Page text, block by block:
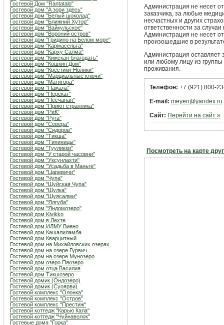
Гостевой Дом "Rantatalo"
Гостевой дом "А зори здесь"
Гостевой дом "Белый шоколад"
Гостевой дом "Ближний Хутор"
Гостевой дом "Вайкульское"
Гостевой дом "Вороний остров"
Гостевой дом "Гридино на Белом море"
Гостевой дом "Кармасельга"
Гостевой дом "Карху Салма"
Гостевой дом "Кижская благодать"
Гостевой дом "Кошкин Дом"
Гостевой дом "Крестики-Нолики"
Гостевой дом "Марциальные ключи"
Гостевой дом "Матигора"
Гостевой дом "Пажала"
Гостевой дом "Перекат"
Гостевой дом "Песчаная"
Гостевой дом "Приют странника"
Гостевой дом "РиК"
Гостевой дом "Руга"
Гостевой дом "Севера"
Гостевой дом "Сидоров"
Гостевой дом "Тикша"
Гостевой дом "Типиницы"
Гостевой дом "Тууликки"
Гостевой дом "У старой часовни"
Гостевой дом "Уксунлахти"
Гостевой дом "Усадьба в Маньге"
Гостевой дом "Царевичи"
Гостевой дом "Чупа"
Гостевой дом "Шуйская Чупа"
Гостевой дом "Шулка"
Гостевой дом "Шуясалми"
Гостевой дом "Ялгуба"
Гостевой дом "Яндомозеро"
Гостевой дом Kivikko
Гостевой дом в Лехте
Гостевой дом ИЛМУ Виено
Гостевой дом Кашалиламба
Гостевой дом Кварцитный
Гостевой дом на Михайловских озерах
Гостевой дом на озере Гурвич
Гостевой дом на озере Мунозеро
Гостевой дом озеро Пяозеро
Гостевой дом отца Василия
Гостевой дом Тикшозеро
Гостевой домик (Ондозеро)
Гостевой домик (Суоярви)
Гостевой комплекс "Олонка"
Гостевой комплекс "Остров"
Гостевой комплекс "Престиж"
Гостевой коттедж "Карью Кала"
Гостевой коттедж "Чуйнаволок"
Гостевые дома "Горка"
Администрация не несет
заказчика, за любые
несчастных и других
ответственности за
Администрация не несет
произошедшие в
Администрация оставляет
или любому лицу из
проживания.
Телефон: +7 (921) 800-
E-mail: meyeri@yandex.ru
Сайт: Перейти на сайт »
Посмотреть на карте